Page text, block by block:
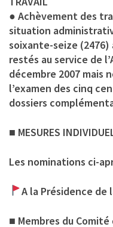
● Achèvement des
situation
soixante-seize
restés au service de
décembre 2007 mais
l’examen des cinq
dossiers
■ MESURES
Les nominations ci-
A la Présidence de
■ Membres du